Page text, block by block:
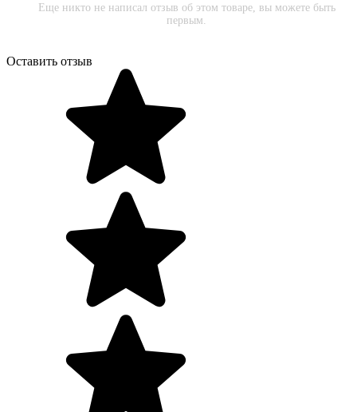
Еще никто не написал отзыв об этом товаре, вы можете быть
первым.
Оставить отзыв